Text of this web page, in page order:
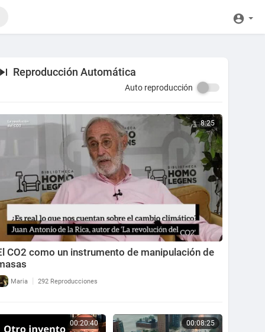
Reproducción Automática
Auto reproducción
8:25
CO2 como un instrumento de manipulación de
Maria | 292 Reproducciones
00:20:40 00:08:25